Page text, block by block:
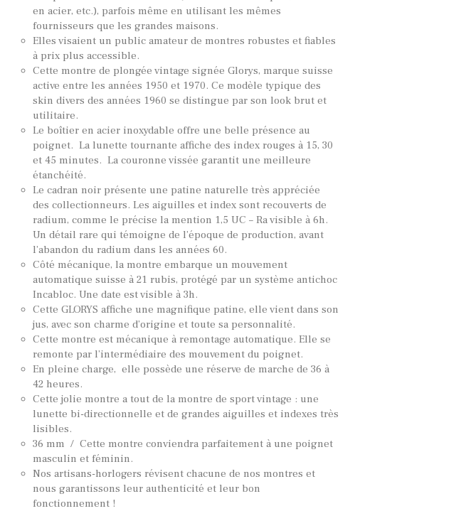
en acier, etc.), parfois même en utilisant les mêmes
fournisseurs que les grandes maisons.
Elles visaient un public amateur de montres robustes et fiables
à prix plus accessible.
Cette montre de plongée vintage signée Glorys, marque suisse
active entre les années 1950 et 1970. Ce modèle typique des
skin divers des années 1960 se distingue par son look brut et
utilitaire.
Le boîtier en acier inoxydable offre une belle présence au
poignet. La lunette tournante affiche des index rouges à 15, 30
et 45 minutes. La couronne vissée garantit une meilleure
étanchéité.
Le cadran noir présente une patine naturelle très appréciée
des collectionneurs. Les aiguilles et index sont recouverts de
radium, comme le précise la mention 1,5 UC – Ra visible à 6h.
Un détail rare qui témoigne de l’époque de production, avant
l’abandon du radium dans les années 60.
Côté mécanique, la montre embarque un mouvement
automatique suisse à 21 rubis, protégé par un système antichoc
Incabloc. Une date est visible à 3h.
Cette GLORYS affiche une magnifique patine, elle vient dans son
jus, avec son charme d’origine et toute sa personnalité.
Cette montre est mécanique à remontage automatique. Elle se
remonte par l’intermédiaire des mouvement du poignet.
En pleine charge, elle possède une réserve de marche de 36 à
42 heures.
Cette jolie montre a tout de la montre de sport vintage : une
lunette bi-directionnelle et de grandes aiguilles et indexes très
lisibles.
36 mm / Cette montre conviendra parfaitement à une poignet
masculin et féminin.
Nos artisans-horlogers révisent chacune de nos montres et
nous garantissons leur authenticité et leur bon
fonctionnement !